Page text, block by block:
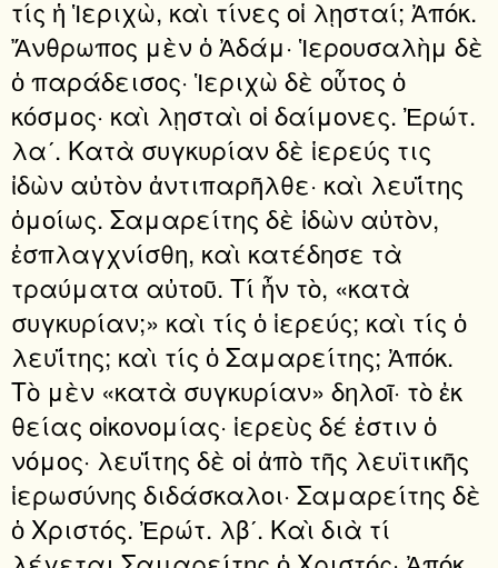
τίς ἡ Ἱεριχὼ, καὶ τίνες οἱ λῃσταί; Ἀπόκ.
Ἄνθρωπος μὲν ὁ Ἀδάμ· Ἱερουσαλὴμ δὲ
ὁ παράδεισος· Ἱεριχὼ δὲ οὗτος ὁ
κόσμος· καὶ λῃσταὶ οἱ δαίμονες. Ἐρώτ.
λαʹ. Κατὰ συγκυρίαν δὲ ἱερεύς τις
ἰδὼν αὐτὸν ἀντιπαρῆλθε· καὶ λευΐτης
ὁμοίως. Σαμαρείτης δὲ ἰδὼν αὐτὸν,
ἐσπλαγχνίσθη, καὶ κατέδησε τὰ
τραύματα αὐτοῦ. Τί ἦν τὸ, «κατὰ
συγκυρίαν;» καὶ τίς ὁ ἱερεύς; καὶ τίς ὁ
λευΐτης; καὶ τίς ὁ Σαμαρείτης; Ἀπόκ.
Τὸ μὲν «κατὰ συγκυρίαν» δηλοῖ· τὸ ἐκ
θείας οἰκονομίας· ἱερεὺς δέ ἐστιν ὁ
νόμος· λευΐτης δὲ οἱ ἀπὸ τῆς λευϊτικῆς
ἱερωσύνης διδάσκαλοι· Σαμαρείτης δὲ
ὁ Χριστός. Ἐρώτ. λβʹ. Καὶ διὰ τί